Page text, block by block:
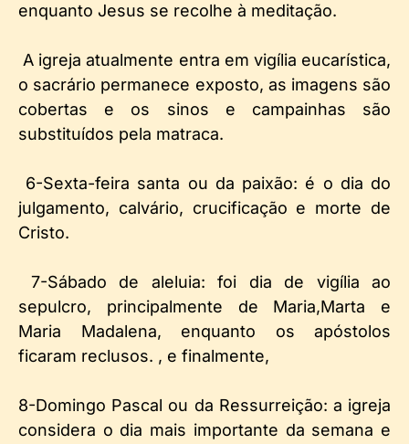
enquanto Jesus se recolhe à meditação.
A igreja atualmente entra em vigília eucarística,
o sacrário permanece exposto, as imagens são
cobertas e os sinos e campainhas são
substituídos pela matraca.
6-Sexta-feira santa ou da paixão: é o dia do
julgamento, calvário, crucificação e morte de
Cristo.
7-Sábado de aleluia: foi dia de vigília ao
sepulcro, principalmente de Maria,Marta e
Maria Madalena, enquanto os apóstolos
ficaram reclusos. , e finalmente,
8-Domingo Pascal ou da Ressurreição: a igreja
considera o dia mais importante da semana e